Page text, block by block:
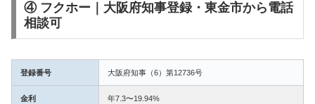
④ フクホー｜大阪府知事登録・東金市から電話
相談可
登録番号 大阪府知事（6）第12736号
金利 年7.3〜19.94%